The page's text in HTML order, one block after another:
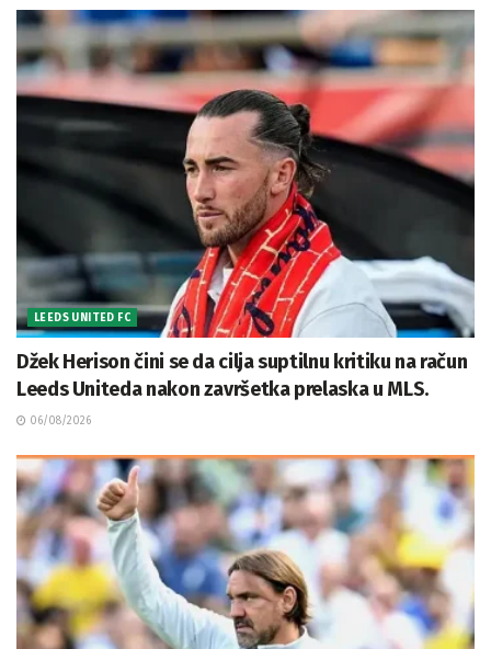
LEEDS UNITED FC
Džek Herison čini se da cilja suptilnu kritiku na račun
Leeds Uniteda nakon završetka prelaska u MLS.
06/08/2026